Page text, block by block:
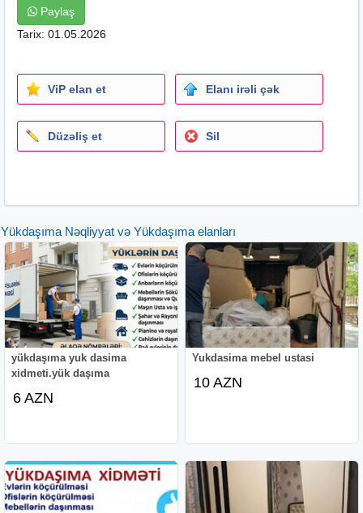
Paylaş
Tarix: 01.05.2026
ViP elan et Elanı irəli çək
Düzəliş et Sil
Yükdaşıma Nəqliyyat və Yükdaşıma elanları
yükdaşıma yuk dasima
xidmeti.yük daşıma
6 AZN
Yukdasima mebel ustasi
10 AZN